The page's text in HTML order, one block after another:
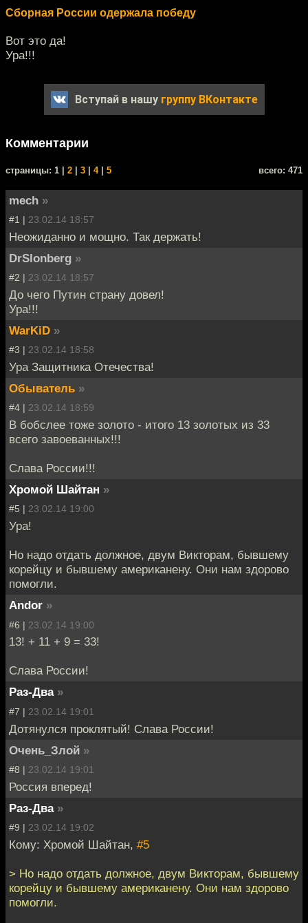
Сборная России одержала победу
Вот это да!
Ура!!!
Вступай в нашу группу ВКонтакте
Комментарии
cтраницы: 1 | 2 3 4| 5 всего: 471
mech »
#1 | 23.02.14 18:57
Неожиданно и мощно. Так держать!
DrSlonberg »
#2 | 23.02.14 18:57
До чего Путин страну довел!
Ура!!!
WarKiD »
#3 | 23.02.14 18:58
Ура Защитника Отечества!
Обыватель »
#4 | 23.02.14 18:59
В бобслее тоже золото - итого 13 золотых из 33
всего завоеванных!!!
Слава России!!!
Хромой Шайтан »
#5 | 23.02.14 19:00
Ура!
Но надо отдать должное, двум Викторам, бывшему
корейцу и бывшему американену. Они нам здорово
помогли.
Andor »
#6 | 23.02.14 19:00
13! + 11 + 9 = 33!
Слава России!
Раз-Два »
#7 | 23.02.14 19:01
Дотянулся проклятый! Слава России!
Очень_Злой »
#8 | 23.02.14 19:01
Россия вперед!
Раз-Два »
#9 | 23.02.14 19:02
Кому: Хромой Шайтан, #5
> Но надо отдать должное, двум Викторам, бывшему
корейцу и бывшему американену. Они нам здорово
помогли.